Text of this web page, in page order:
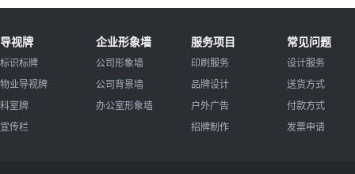
导视牌
标识标牌
物业导视牌
科室牌
宣传栏
企业形象墙
公司形象墙
公司背景墙
办公室形象墙
服务项目
印刷服务
品牌设计
户外广告
招牌制作
常见问题
设计服务
送货方式
付款方式
发票申请